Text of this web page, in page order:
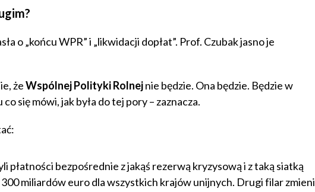
o „końcu WPR” i „likwidacji dopłat”. Prof. Czubak jasno je
żeWspólnej Polityki Rolnejnie będzie. Ona będzie. Będzie w
się mówi, jak była do tej pory – zaznacza.
płatności bezpośrednie z jakąś rezerwą kryzysową i z taką siatką
miliardów euro dla wszystkich krajów unijnych. Drugi filar zmieni